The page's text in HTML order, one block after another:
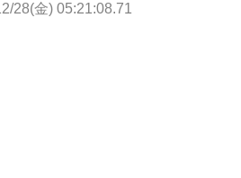
28(金) 05:21:08.71